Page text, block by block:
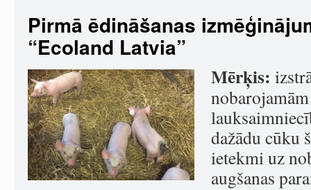
Pirmā ēdināšanas
“Ecoland Latvia”
Mērķis:
dažādu cūku
ietekmi uz
augšanas